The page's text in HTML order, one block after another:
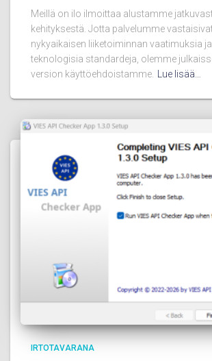
Meillä on ilo ilmoittaa alustamme
kehityksestä. Jotta palvelumme
nykyaikaisen liiketoiminnan vaatimuksia
teknologisia standardeja, olemme
version käyttöehdoistamme. Lue lisää…
IRTOTAVARANA